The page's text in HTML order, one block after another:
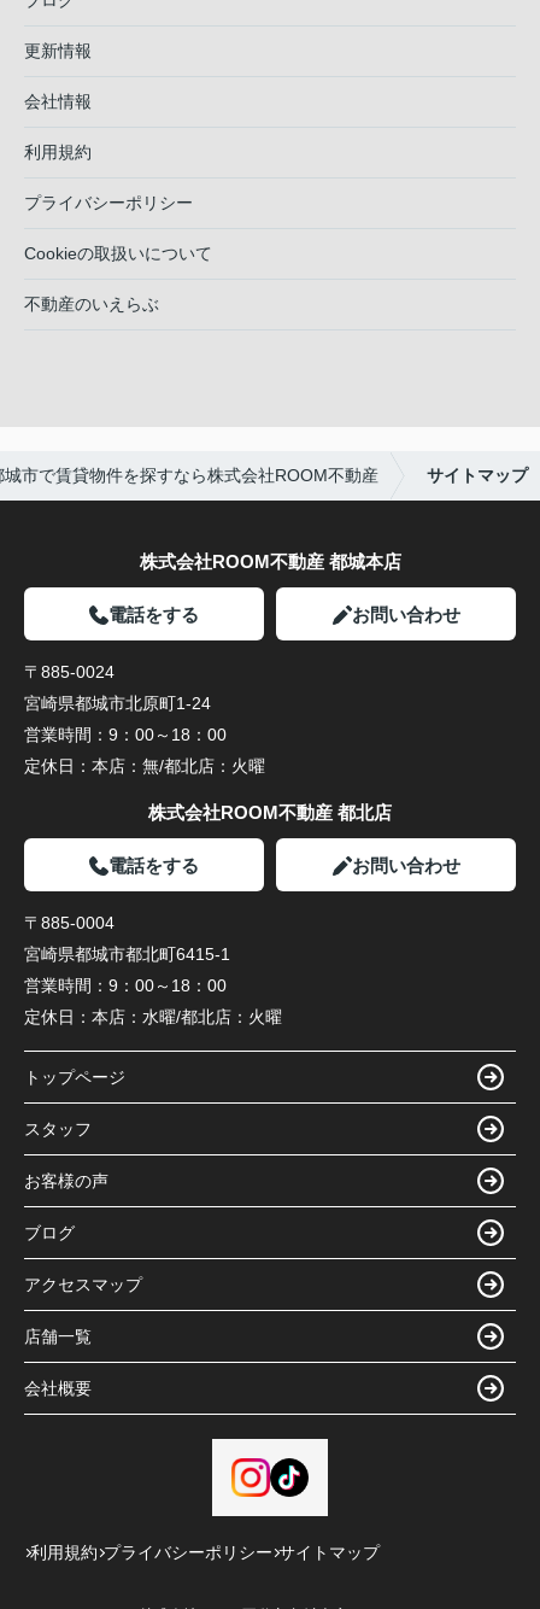
更新情報
会社情報
利用規約
プライバシーポリシー
Cookieの取扱いについて
不動産のいえらぶ
城市で賃貸物件を探すなら株式会社ROOM不動産 サイトマップ
株式会社ROOM不動産 都城本店
電話をする お問い合わせ
〒885-0024
宮崎県都城市北原町1-24
営業時間： 9：00～18：00
定休日： 本店：無/都北店：火曜
株式会社ROOM不動産 都北店
電話をする お問い合わせ
〒885-0004
宮崎県都城市都北町6415-1
営業時間： 9：00～18：00
定休日： 本店：水曜/都北店：火曜
トップページ
スタッフ
お客様の声
ブログ
アクセスマップ
店舗一覧
会社概要
利用規約 プライバシーポリシー サイトマップ